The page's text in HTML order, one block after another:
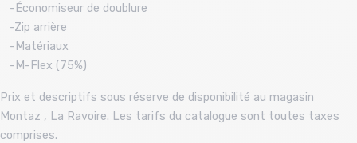
-Économiseur de doublure
-Zip arrière
-Matériaux
-M-Flex (75%)
Prix et descriptifs sous réserve de disponibilité au magasin
Montaz , La Ravoire. Les tarifs du catalogue sont toutes taxes
comprises.